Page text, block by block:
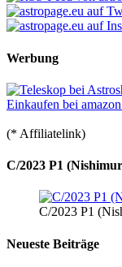
Werbung
Einkaufen bei
(* Affiliatelink)
C/2023 P1
C/2023 P1
Neueste Beiträge